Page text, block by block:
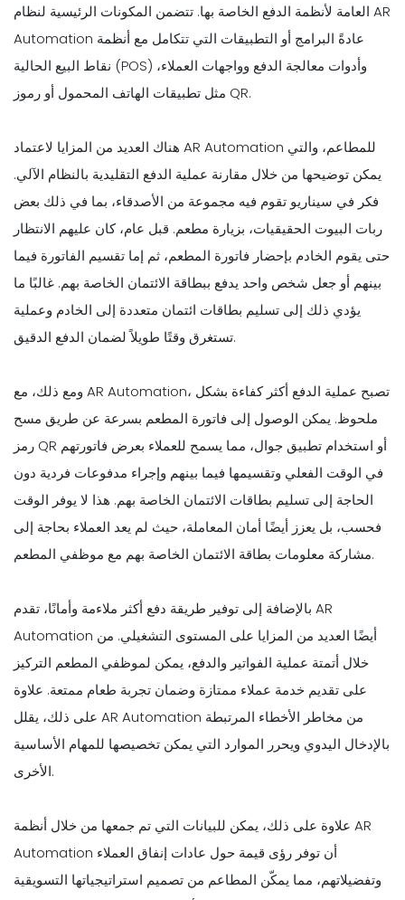
العامة لأنظمة الدفع الخاصة بها. تتضمن المكونات الرئيسية لنظام AR
Automation عادةً البرامج أو التطبيقات التي تتكامل مع أنظمة
نقاط البيع الحالية (POS) وأدوات معالجة الدفع وواجهات العملاء،
مثل تطبيقات الهاتف المحمول أو رموز QR.
هناك العديد من المزايا لاعتماد AR Automation للمطاعم، والتي
يمكن توضيحها من خلال مقارنة عملية الدفع التقليدية بالنظام الآلي.
فكر في سيناريو تقوم فيه مجموعة من الأصدقاء، بما في ذلك بعض
ربات البيوت الحقيقيات، بزيارة مطعم. قبل عام، كان عليهم الانتظار
حتى يقوم الخادم بإحضار فاتورة المطعم، ثم إما تقسيم الفاتورة فيما
بينهم أو جعل شخص واحد يدفع ببطاقة الائتمان الخاصة بهم. غالبًا ما
يؤدي ذلك إلى تسليم بطاقات ائتمان متعددة إلى الخادم وعملية
تستغرق وقتًا طويلاً لضمان الدفع الدقيق.
ومع ذلك، مع AR Automation، تصبح عملية الدفع أكثر كفاءة بشكل
ملحوظ. يمكن الوصول إلى فاتورة المطعم بسرعة عن طريق مسح
رمز QR أو استخدام تطبيق جوال، مما يسمح للعملاء بعرض فاتورتهم
في الوقت الفعلي وتقسيمها فيما بينهم وإجراء مدفوعات فردية دون
الحاجة إلى تسليم بطاقات الائتمان الخاصة بهم. هذا لا يوفر الوقت
فحسب، بل يعزز أيضًا أمان المعاملة، حيث لم يعد العملاء بحاجة إلى
مشاركة معلومات بطاقة الائتمان الخاصة بهم مع موظفي المطعم.
بالإضافة إلى توفير طريقة دفع أكثر ملاءمة وأمانًا، تقدم AR
Automation أيضًا العديد من المزايا على المستوى التشغيلي. من
خلال أتمتة عملية الفواتير والدفع، يمكن لموظفي المطعم التركيز
على تقديم خدمة عملاء ممتازة وضمان تجربة طعام ممتعة. علاوة
على ذلك، يقلل AR Automation من مخاطر الأخطاء المرتبطة
بالإدخال اليدوي ويحرر الموارد التي يمكن تخصيصها للمهام الأساسية
الأخرى.
علاوة على ذلك، يمكن للبيانات التي تم جمعها من خلال أنظمة AR
Automation أن توفر رؤى قيمة حول عادات إنفاق العملاء
وتفضيلاتهم، مما يمكّن المطاعم من تصميم استراتيجياتها التسويقية